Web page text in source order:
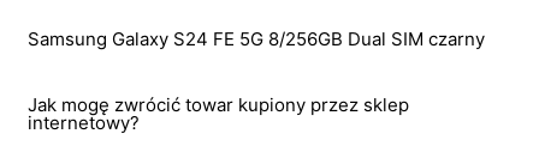
Samsung Galaxy S24 FE 5G 8/256GB Dual SIM czarny
Jak mogę zwrócić towar kupiony przez sklep
internetowy?